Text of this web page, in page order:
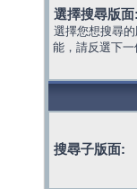
選擇搜尋版面:
選擇您想搜尋
能，請反選下一
搜尋子版面: